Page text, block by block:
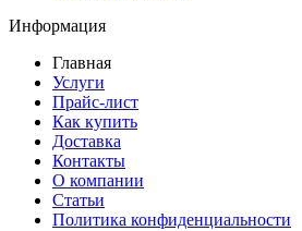
Информация
Главная
Услуги
Прайс-лист
Как купить
Доставка
Контакты
О компании
Статьи
Политика конфиденциальности